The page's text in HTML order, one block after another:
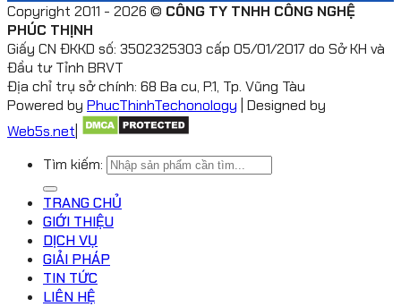
Copyright 2011 - 2026 © CÔNG TY TNHH CÔNG NGHỆ
PHÚC THỊNH
Giấy CN ĐKKD số: 3502325303 cấp 05/01/2017 do Sở KH và
Đầu tư Tỉnh BRVT
Địa chỉ trụ sở chính: 68 Ba cu, P.1, Tp. Vũng Tàu
Powered by PhucThinhTechonology | Designed by
Web5s.net
Tìm kiếm:
TRANG CHỦ
GIỚI THIỆU
DỊCH VỤ
GIẢI PHÁP
TIN TỨC
LIÊN HỆ